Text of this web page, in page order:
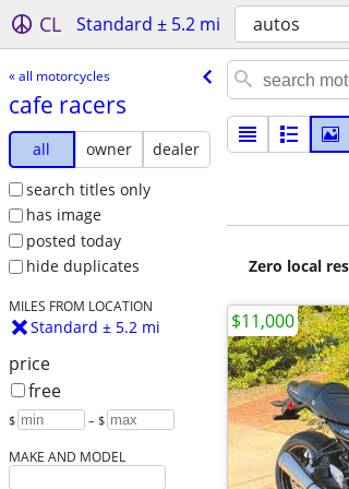
CL Standard ± 5.2 mi autos
« all motorcycles
cafe racers
all owner
dealer
search titles only
has image
posted today
hide duplicates
MILES FROM LOCATION
Standard ± 5.2 mi
price
free
$ – $
MAKE AND MODEL
Zero local
$11,000